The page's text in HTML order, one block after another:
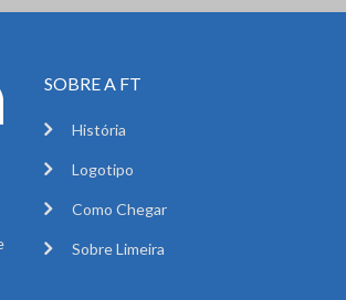
SOBRE A FT
História
Logotipo
Como Chegar
Sobre Limeira